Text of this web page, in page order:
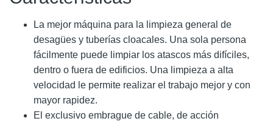
La mejor máquina para la limpieza general de
desagües y tuberías cloacales. Una sola persona
fácilmente puede limpiar los atascos más difíciles,
dentro o fuera de edificios. Una limpieza a alta
velocidad le permite realizar el trabajo mejor y con
mayor rapidez.
El exclusivo embrague de cable, de acción